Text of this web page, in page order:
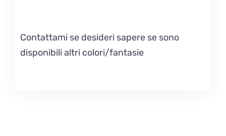
Contattami se desideri sapere se sono
disponibili altri colori/fantasie